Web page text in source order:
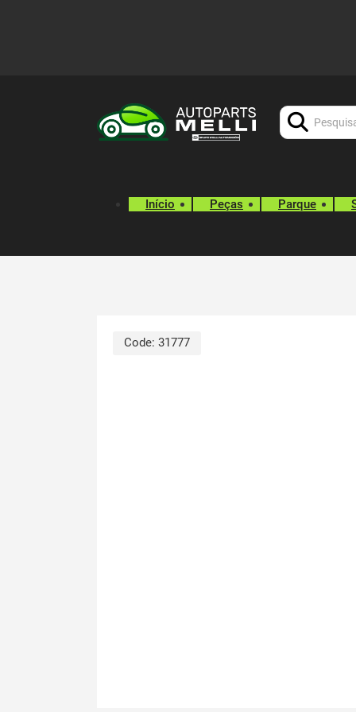
Início Peças Parque
Code: 31777